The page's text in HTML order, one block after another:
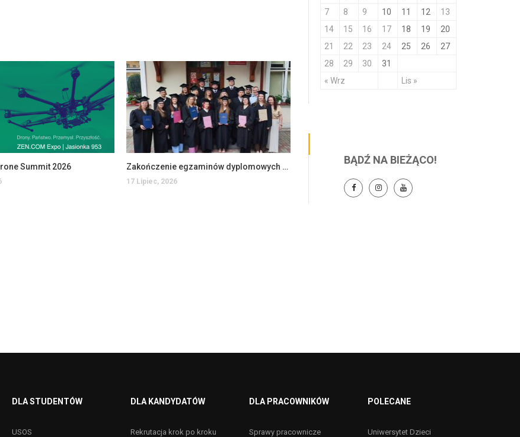
Summit 2026 Zakończenie egzaminów dyplomowych na Wydziale Ekonomii i Zarządzania
17 Lipiec, 2026
« Wrz Lis »
7
8 9 10 11 12
13
14
15 16 17 18 19
20
21
22 23 24 25 26
27
28
29 30 31
BĄDŹ NA BIEŻĄCO!
DLA STUDENTÓW
USOS
DLA KANDYDATÓW
Rekrutacja krok po kroku
DLA PRACOWNIKÓW
Sprawy pracownicze
POLECANE
Uniwersytet Dzieci